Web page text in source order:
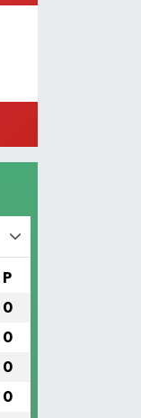
P
0
0
0
0